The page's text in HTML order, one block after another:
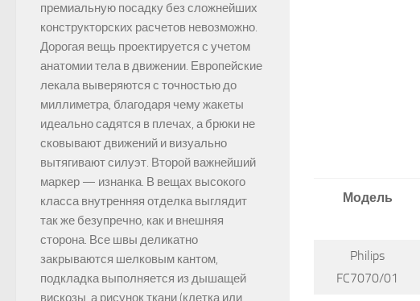
Модель
Philips
FC7070/01
премиальную посадку без сложнейших
конструкторских расчетов невозможно.
Дорогая вещь проектируется с учетом
анатомии тела в движении. Европейские
лекала выверяются с точностью до
миллиметра, благодаря чему жакеты
идеально садятся в плечах, а брюки не
сковывают движений и визуально
вытягивают силуэт. Второй важнейший
маркер — изнанка. В вещах высокого
класса внутренняя отделка выглядит
так же безупречно, как и внешняя
сторона. Все швы деликатно
закрываются шелковым кантом,
подкладка выполняется из дышащей
вискозы, а рисунок ткани (клетка или